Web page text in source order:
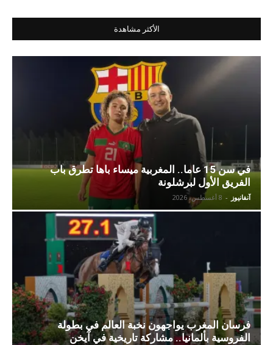
الأكثر مشاهدة
في سن 15 عاما.. المغربية ميساء باها تطرق باب
الفريق الأول لبرشلونة
آنفانيوز - 8 أغسطس، 2026
فرسان المغرب يواجهون نخبة العالم في بطولة
الفروسية بألمانيا.. مشاركة تاريخية في آيخن